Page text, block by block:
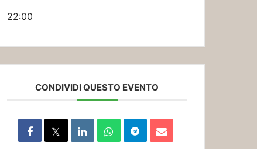
22:00
CONDIVIDI QUESTO EVENTO